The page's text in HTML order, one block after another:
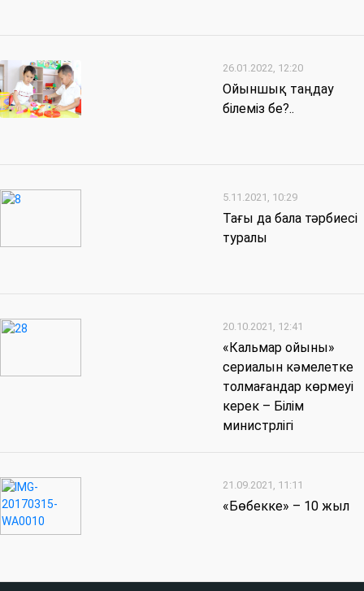
26.01.2022, 12:20
Ойыншық таңдау
білеміз бе?..
5.11.2021, 10:29
Тағы да бала тәрбиесі
туралы
20.10.2021, 12:41
«Кальмар ойыны»
сериалын кәмелетке
толмағандар көрмеуі
керек – Білім
министрлігі
21.09.2021, 11:11
«Бөбекке» – 10 жыл